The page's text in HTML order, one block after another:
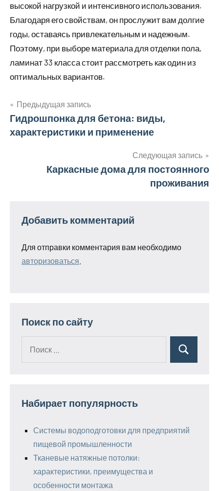
высокой нагрузкой и интенсивного использования.
Благодаря его свойствам, он прослужит вам долгие
годы, оставаясь привлекательным и надежным.
Поэтому, при выборе материала для отделки пола,
ламинат 33 класса стоит рассмотреть как один из
оптимальных вариантов.
Навигация
по
Предыдущая запись
Гидрошпонка для бетона: виды,
характеристики и применение
Следующая запись
Каркасные дома для постоянного
проживания
Добавить комментарий
Для отправки комментария вам необходимо
авторизоваться
Поиск по сайту
Поиск
Набирает популярность
Системы водоподготовки для предприятий
пищевой промышленности
Тканевые натяжные потолки:
характеристики, преимущества и
особенности монтажа